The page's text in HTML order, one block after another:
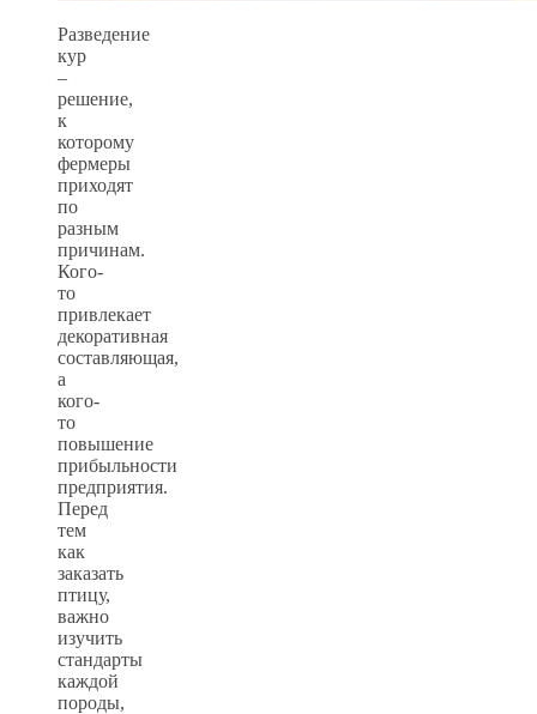
Разведение
кур
–
решение,
к
которому
фермеры
приходят
по
разным
причинам.
Кого-
то
привлекает
декоративная
составляющая,
а
кого-
то
повышение
прибыльности
предприятия.
Перед
тем
как
заказать
птицу,
важно
изучить
стандарты
каждой
породы,